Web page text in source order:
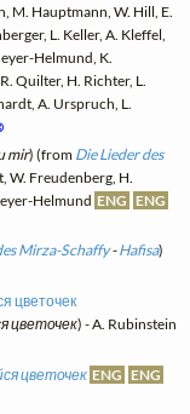
M. Hauptmann, W. Hill, E.
L. Keller, A. Kleffel,
Helmund, K.
Quilter, H. Richter, L.
A. Urspruch, L.
mir) (from Die Lieder des
W. Freudenberg, H.
Helmund ENG ENG
Mirza-Schaffy-Hafisa)
цветочек
цветочек) - A. Rubinstein
цветочек ENG ENG